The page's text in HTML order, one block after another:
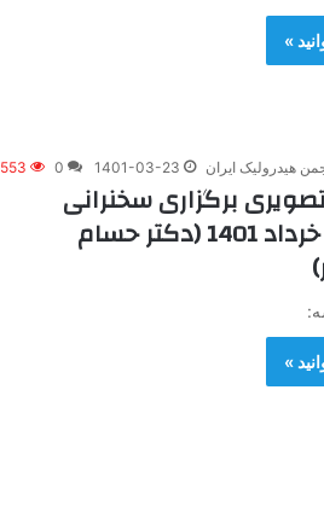
»
هیدرولیک ایران 1401-03-23
0
553
برگزاری سخنرانی
علمی – خرداد 1401 (دکتر حسام
»